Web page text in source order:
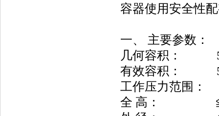
容器使用安全性
一、 主要参数：
几何容
有效容
工作压力范围
全 高：